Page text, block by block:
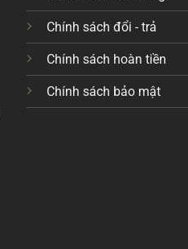
Chính sách đổi - trả
Chính sách hoàn tiền
Chính sách bảo mật